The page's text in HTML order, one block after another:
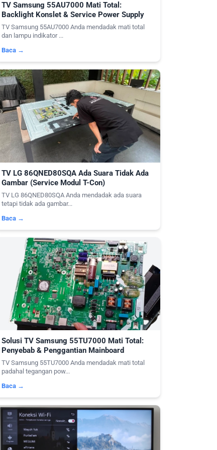
TV Samsung 55AU7000 Mati Total:
Backlight Konslet & Service Power Supply
TV Samsung 55AU7000 Anda mendadak mati total
dan lampu indikator ...
Baca →
TV LG 86QNED80SQA Ada Suara Tidak Ada
Gambar (Service Modul T-Con)
TV LG 86QNED80SQA Anda mendadak ada suara
tetapi tidak ada gambar...
Baca →
Solusi TV Samsung 55TU7000 Mati Total:
Penyebab & Penggantian Mainboard
TV Samsung 55TU7000 Anda mendadak mati total
padahal tegangan pow...
Baca →